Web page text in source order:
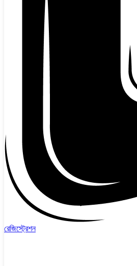
রেজিস্ট্রেশন